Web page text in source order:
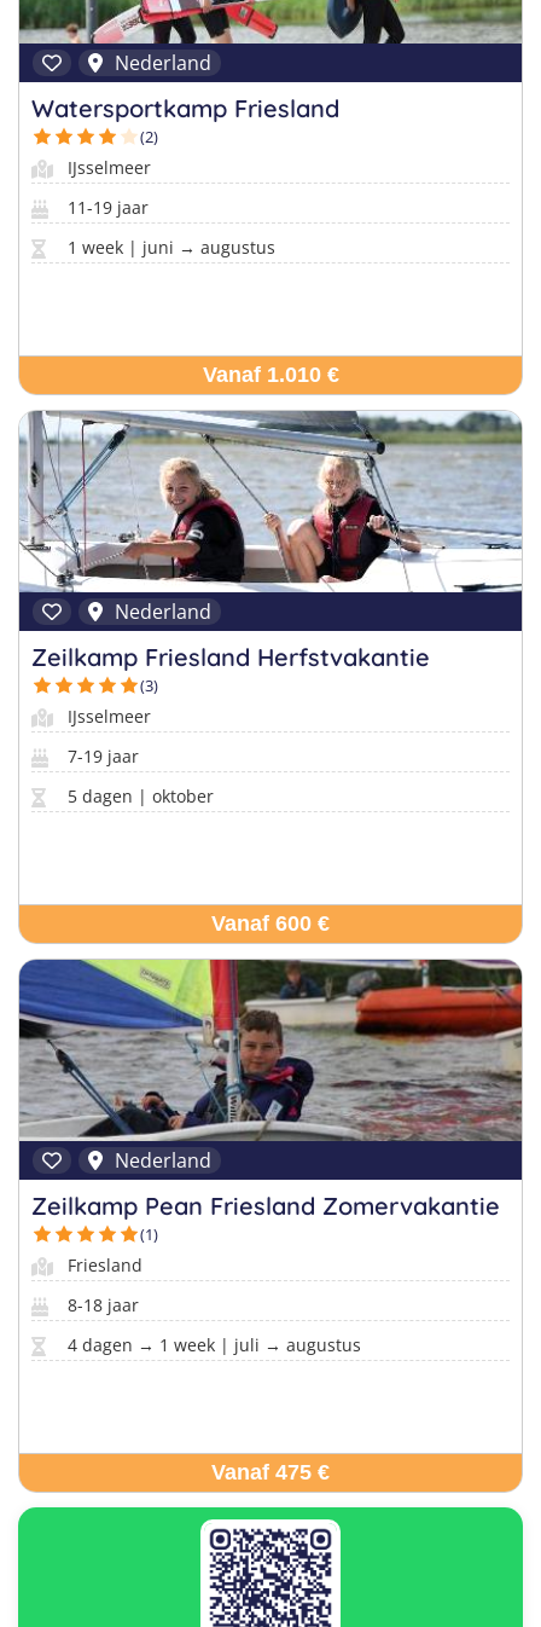
Nederland
Watersportkamp Friesland
(2)
IJsselmeer
11-19 jaar
1 week | juni → augustus
Vanaf 1.010 €
Nederland
Zeilkamp Friesland Herfstvakantie
(3)
IJsselmeer
7-19 jaar
5 dagen | oktober
Vanaf 600 €
Nederland
Zeilkamp Pean Friesland Zomervakantie
(1)
Friesland
8-18 jaar
4 dagen → 1 week | juli → augustus
Vanaf 475 €